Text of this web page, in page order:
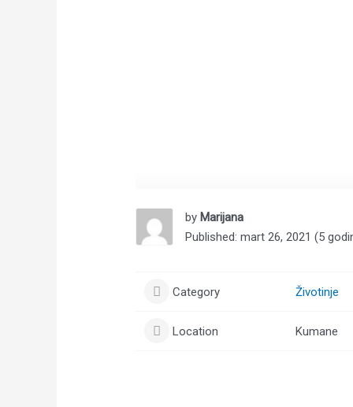
by Marijana
Published: mart 26, 2021 (5
Category Životinje
Location Kumane